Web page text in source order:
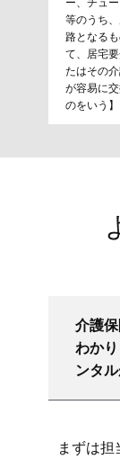
等のうち
路となる
て、居宅
たはその
が容易に
のをいう】
介護
わか
ンタ
まずは